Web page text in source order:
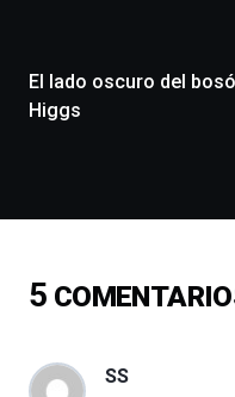
monólogos,
exposiciones,
conferencias,
de
16
4
El lado oscuro del
Higgs
5
SS